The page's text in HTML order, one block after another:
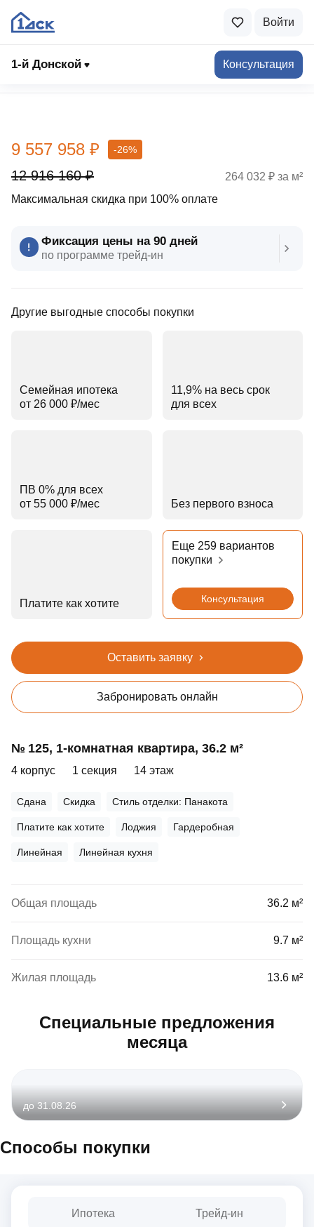
Войти
1-й Донской Консультация
Выбрать квартиру
12 916 160 ₽
9 557 958 ₽ -26%
Максимальная скидка при 100% оплате
Фиксация цены на 90 дней
по программе трейд‑ин
Другие выгодные способы покупки
Семейная ипотека
от 26 000 ₽⁠/⁠мес
11,9% на весь срок
для всех
ПВ 0% для всех
от 55 000 ₽⁠/⁠мес
Без первого взноса
Платите как хотите
Еще 259 вариантов
покупки
Консультация
264 032 ₽ за м²
Оставить заявку
Забронировать онлайн
№ 125, 1‑комнатная квартира, 36.2 м²
4 корпус 1 секция 14 этаж
Сдана Скидка Стиль отделки: Панакота
Платите как хотите Лоджия Гардеробная
Линейная Линейная кухня
Общая площадь 36.2 м²
Площадь кухни 9.7 м²
Жилая площадь 13.6 м²
Специальные предложения
месяца
до 31.08.26
Способы покупки
Ипотека Трейд-ин